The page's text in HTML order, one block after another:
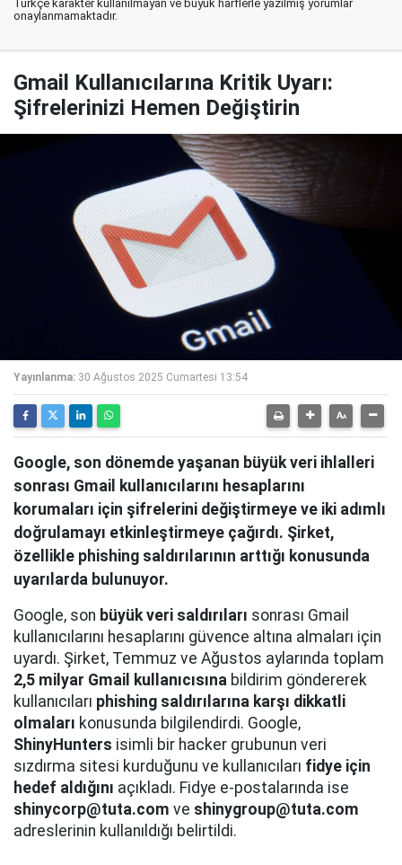
Türkçe karakter kullanılmayan ve büyük harflerle yazılmış yorumlar
onaylanmamaktadır.
Gmail Kullanıcılarına Kritik Uyarı:
Şifrelerinizi Hemen Değiştirin
Yayınlanma: 30 Ağustos 2025 Cumartesi 13:54
Google, son dönemde yaşanan büyük veri ihlalleri
sonrası Gmail kullanıcılarını hesaplarını
korumaları için şifrelerini değiştirmeye ve iki adımlı
doğrulamayı etkinleştirmeye çağırdı. Şirket,
özellikle phishing saldırılarının arttığı konusunda
uyarılarda bulunuyor.
Google, son büyük veri saldırıları sonrası Gmail
kullanıcılarını hesaplarını güvence altına almaları için
uyardı. Şirket, Temmuz ve Ağustos aylarında toplam
2,5 milyar Gmail kullanıcısına bildirim göndererek
kullanıcıları phishing saldırılarına karşı dikkatli
olmaları konusunda bilgilendirdi. Google,
ShinyHunters isimli bir hacker grubunun veri
sızdırma sitesi kurduğunu ve kullanıcıları fidye için
hedef aldığını açıkladı. Fidye e-postalarında ise
shinycorp@tuta.com ve shinygroup@tuta.com
adreslerinin kullanıldığı belirtildi.